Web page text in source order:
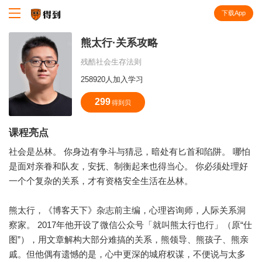
下载App
熊太行·关系攻略
残酷社会生存法则
258920人加入学习
299 得到贝
课程亮点
社会是丛林。 你身边有争斗与猜忌，暗处有匕首和陷阱。 哪怕
是面对亲眷和队友，安抚、制衡起来也得当心。 你必须处理好
一个个复杂的关系，才有资格安全生活在丛林。
熊太行，《博客天下》杂志前主编，心理咨询师，人际关系洞
察家。 2017年他开设了微信公众号「就叫熊太行也行」（原“仕
图”），用文章解构大部分难搞的关系，熊领导、熊孩子、熊亲
戚。但他偶有遗憾的是，心中更深的城府权谋，不便说与太多